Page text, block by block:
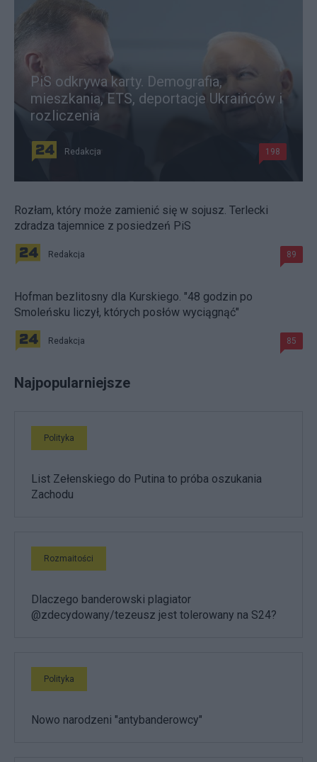
PiS odkrywa karty. Demografia,
mieszkania, ETS, deportacje Ukraińców i
rozliczenia
Redakcja 198
Rozłam, który może zamienić się w sojusz. Terlecki
zdradza tajemnice z posiedzeń PiS
Redakcja 89
Hofman bezlitosny dla Kurskiego. "48 godzin po
Smoleńsku liczył, których posłów wyciągnąć"
Redakcja 85
Najpopularniejsze
Polityka
List Zełenskiego do Putina to próba oszukania
Zachodu
Rozmaitości
Dlaczego banderowski plagiator
@zdecydowany/tezeusz jest tolerowany na S24?
Polityka
Nowo narodzeni "antybanderowcy"